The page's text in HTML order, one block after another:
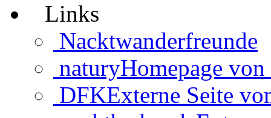
Links
Nacktwanderfreunde
naturyHomepage
DFKExterne Seite